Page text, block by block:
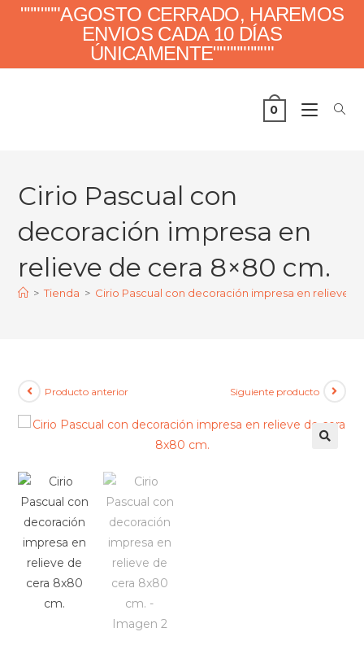
""""""AGOSTO CERRADO, HAREMOS
ENVIOS CADA 10 DÍAS
ÚNICAMENTE"""""""""
0
Cirio Pascual con
decoración impresa en
relieve de cera 8×80 cm.
> Tienda > Cirio Pascual con decoración impresa en relieve
Producto anterior Siguiente producto